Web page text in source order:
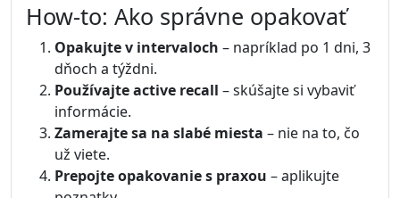
How-to: Ako správne opakovať
Opakujte v intervaloch – napríklad po 1 dni, 3
dňoch a týždni.
Používajte active recall – skúšajte si vybaviť
informácie.
Zamerajte sa na slabé miesta – nie na to, čo
už viete.
Prepojte opakovanie s praxou – aplikujte